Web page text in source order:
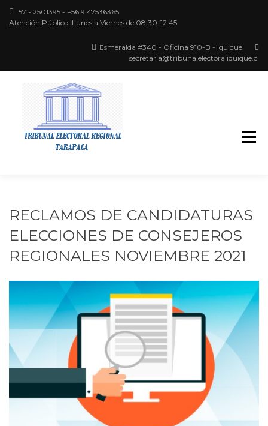
57 - 2501395 - +56 9 47536365
Atención Público: Lunes a Viernes de 08:30-12:45
Esmeralda #340 - Oficina 910-B - Iquique.
secretaria@tribunalelectoraliquique.cl
RECLAMOS DE CANDIDATURAS
ELECCIONES DE CONSEJEROS
REGIONALES NOVIEMBRE 2021